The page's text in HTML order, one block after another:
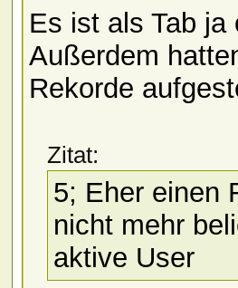
Es ist als Tab
Außerdem
Rekorde
Zitat:
5; Eher einen
nicht mehr
aktive User